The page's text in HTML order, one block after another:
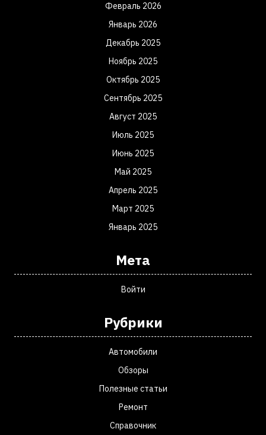
Февраль 2026
Январь 2026
Декабрь 2025
Ноябрь 2025
Октябрь 2025
Сентябрь 2025
Август 2025
Июль 2025
Июнь 2025
Май 2025
Апрель 2025
Март 2025
Январь 2025
Мета
Войти
Рубрики
Автомобили
Обзоры
Полезные статьи
Ремонт
Справочник